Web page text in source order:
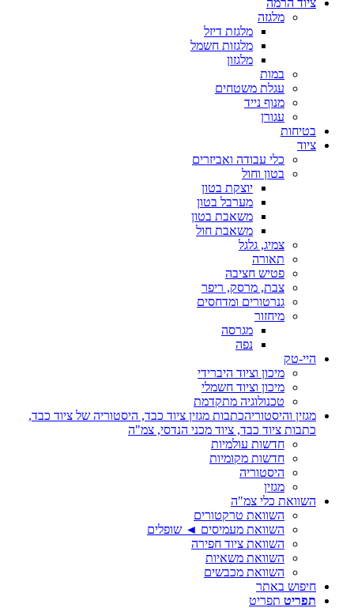
ציוד הרמה
מלגזה
מלגזת דיזל
מלגזות חשמל
מלגזון
במות
עגלת משטחים
מנוף נייד
עגורן
בטיחות
ציוד
כלי עבודה ואביזרים
בטון וחול
יוצקת בטון
מערבל בטון
משאבת בטון
משאבת חול
צמיג, גלגל
תאורה
פטיש חציבה
צבת, מרסק, ריפר
גנרטורים ומדחסים
מיחזור
מגרסה
נפה
היי-טק
מיכון וציוד היברידי
מיכון וציוד חשמלי
טכנולוגיה מתקדמת
מגזין והיסטוריהכתבות מגזין ציוד כבד, היסטוריה של ציוד כבד,
כתבות ציוד כבד, ציוד מכני הנדסי, צמ"ה
חדשות עולמיות
חדשות מקומיות
היסטוריה
מגזין
השוואת כלי צמ"ה
השוואת טרקטורים
השוואת מעמיסים ◄ שופלים
השוואת ציוד חפירה
השוואת משאיות
השוואת מכבשים
חיפוש באתר
תפריט תפריט